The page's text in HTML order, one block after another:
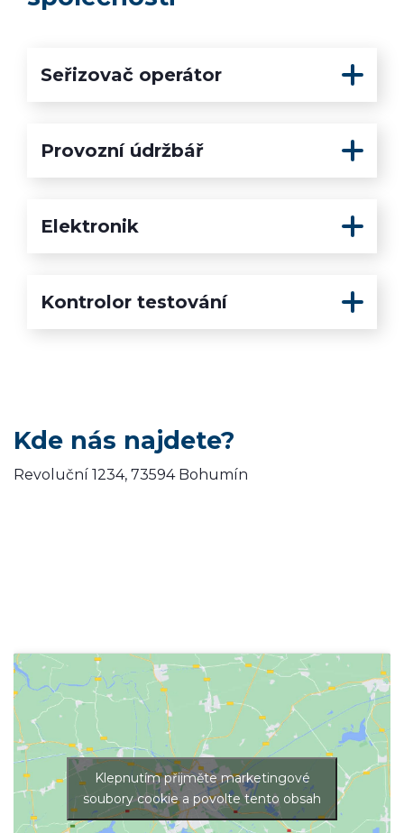
Seřizovač operátor
Provozní údržbář
Elektronik
Kontrolor testování
Kde nás najdete?
Revoluční 1234, 73594 Bohumín
Klepnutím přijměte marketingové
soubory cookie a povolte tento obsah